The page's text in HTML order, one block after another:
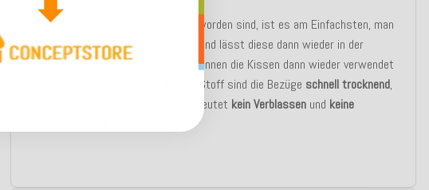
TIPP: wenn die Kissen mal nass geworden sind, ist es am Einfachsten, man
trennt den Bezug vom Innenkissen und lässt diese dann wieder in der
Sonne trocknen, nach einiger Zeit können die Kissen dann wieder verwendet
werden, durch den Dralon-Polyacryl Stoff sind die Bezüge schnell trocknend,
, das bedeutet kein Verblassen und keine